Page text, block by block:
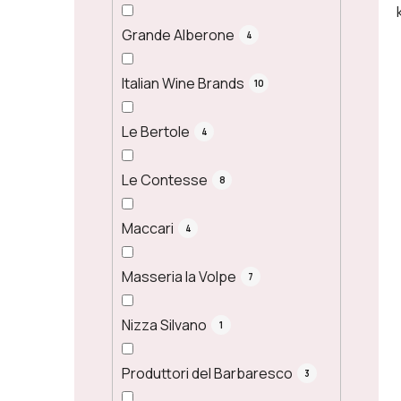
Grande Alberone 4
Italian Wine Brands 10
Le Bertole 4
Le Contesse 8
Maccari 4
Masseria la Volpe 7
Nizza Silvano 1
Produttori del Barbaresco 3